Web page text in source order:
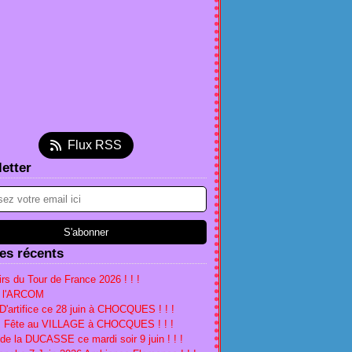
(1)
(2)
(5)
(5)
(2)
(3)
(1)
(3)
(2)
(1)
(16)
(2)
Flux RSS
récents
du Tour de France 2026 ! ! !
ce 28 juin à CHOCQUES ! ! !
Fête au VILLAGE à CHOCQUES ! ! !
la DUCASSE ce mardi soir 9 juin ! ! !